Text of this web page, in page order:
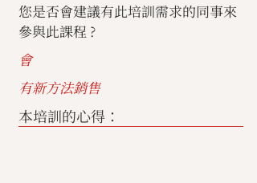
您是否會建議有此培訓需求的同事來
參與此課程 ?
會
有新方法銷售
本培訓的心得：